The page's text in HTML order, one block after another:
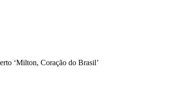
‘Milton, Coração do Brasil’